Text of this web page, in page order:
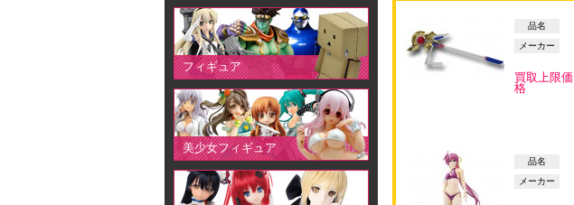
フィギュア
美少女フィギュア
品名
メーカー
買取上限価
格
品名
メーカー